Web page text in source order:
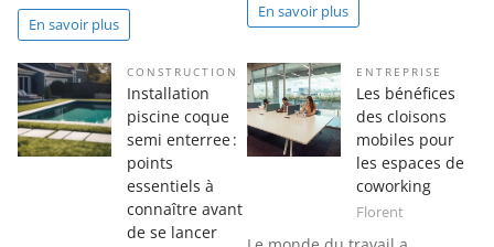
En savoir plus
En savoir plus
CONSTRUCTION
Installation
piscine coque
semi enterree :
points
essentiels à
connaître avant
de se lancer
ENTREPRISE
Les bénéfices
des cloisons
mobiles pour
les espaces de
coworking
Florent